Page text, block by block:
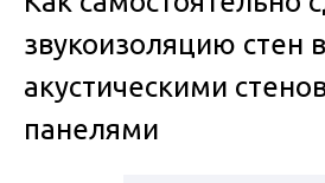
звукоизоляцию стен
акустическими
панелями